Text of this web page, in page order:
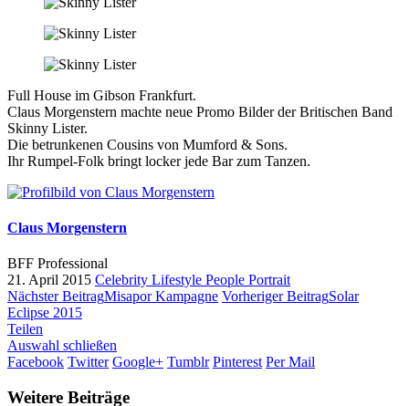
Full House im Gibson Frankfurt.
Claus Morgenstern machte neue Promo Bilder der Britischen Band
Skinny Lister.
Die betrunkenen Cousins von Mumford & Sons.
Ihr Rumpel-Folk bringt locker jede Bar zum Tanzen.
Claus Morgenstern
BFF Professional
21. April 2015 Celebrity Lifestyle People Portrait
Nächster BeitragMisapor Kampagne Vorheriger BeitragSolar
Eclipse 2015
Teilen
Auswahl schließen
Facebook Twitter Google+ Tumblr Pinterest Per Mail
Weitere Beiträge